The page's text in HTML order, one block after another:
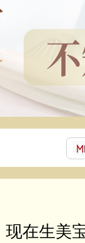
现在生美